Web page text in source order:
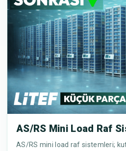
AS/RS Mini Load Raf
AS/RS mini load raf sistemleri;